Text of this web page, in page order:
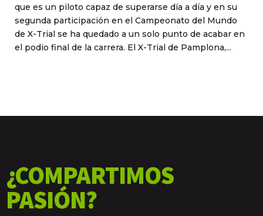
que es un piloto capaz de superarse día a día y en su
segunda participación en el Campeonato del Mundo
de X-Trial se ha quedado a un solo punto de acabar en
el podio final de la carrera. El X-Trial de Pamplona,...
¿COMPARTIMOS
PASIÓN?